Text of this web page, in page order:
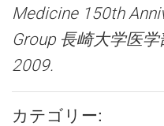
Medicine 150th
Group 長崎大学医
2009.
カテゴリー: